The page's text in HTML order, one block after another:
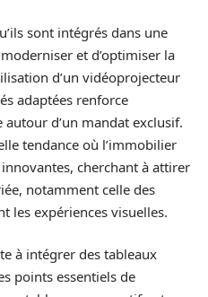
sont intégrés dans une
et d’optimiser la
d’un vidéoprojecteur
adaptées renforce
autour d’un mandat exclusif.
tendance où l’immobilier
cherchant à attirer
notamment celle des
les expériences visuelles.
à intégrer des tableaux
points essentiels de